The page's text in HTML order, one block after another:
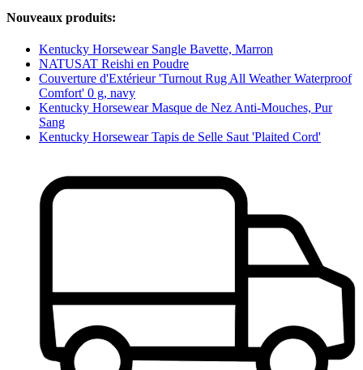
Nouveaux produits:
Kentucky Horsewear Sangle Bavette, Marron
NATUSAT Reishi en Poudre
Couverture d'Extérieur 'Turnout Rug All Weather Waterproof
Comfort' 0 g, navy
Kentucky Horsewear Masque de Nez Anti-Mouches, Pur
Sang
Kentucky Horsewear Tapis de Selle Saut 'Plaited Cord'